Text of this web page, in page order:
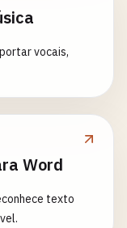
vocais,
Word
texto